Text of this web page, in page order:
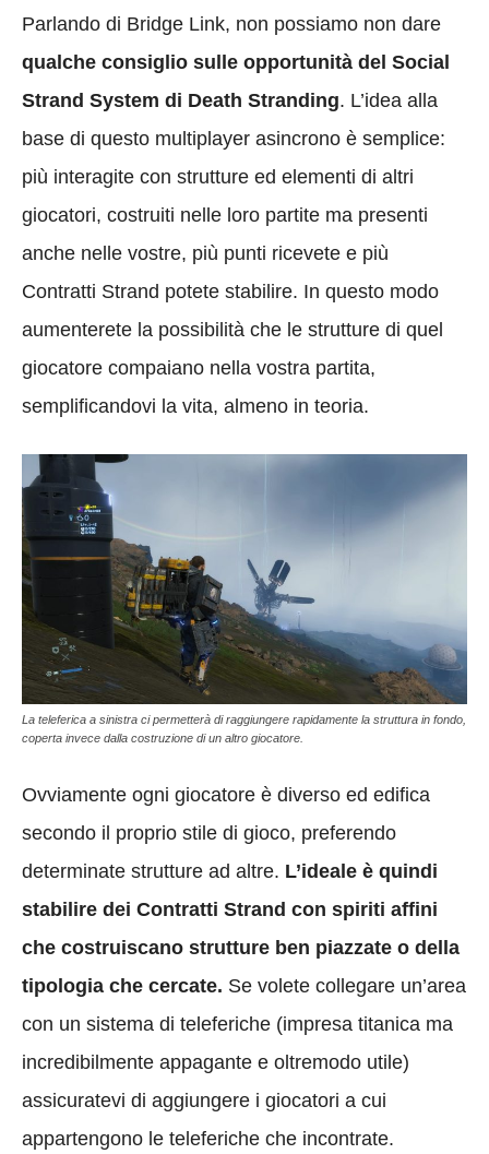
Parlando di Bridge Link, non possiamo non dare
qualche consiglio sulle opportunità del Social
Strand System di Death Stranding. L’idea alla
base di questo multiplayer asincrono è semplice:
più interagite con strutture ed elementi di altri
giocatori, costruiti nelle loro partite ma presenti
anche nelle vostre, più punti ricevete e più
Contratti Strand potete stabilire. In questo modo
aumenterete la possibilità che le strutture di quel
giocatore compaiano nella vostra partita,
semplificandovi la vita, almeno in teoria.
La teleferica a sinistra ci permetterà di raggiungere rapidamente la struttura in fondo,
coperta invece dalla costruzione di un altro giocatore.
Ovviamente ogni giocatore è diverso ed edifica
secondo il proprio stile di gioco, preferendo
determinate strutture ad altre. L’ideale è quindi
stabilire dei Contratti Strand con spiriti affini
che costruiscano strutture ben piazzate o della
tipologia che cercate. Se volete collegare un’area
con un sistema di teleferiche (impresa titanica ma
incredibilmente appagante e oltremodo utile)
assicuratevi di aggiungere i giocatori a cui
appartengono le teleferiche che incontrate.